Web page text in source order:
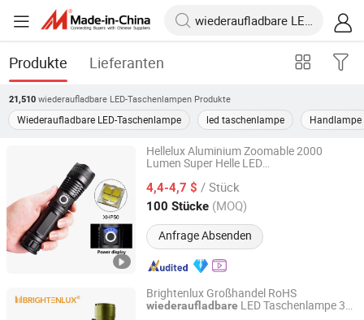
Produkte Lieferanten
21,510 wiederaufladbare LED-Taschenlampen Produkte
Wiederaufladbare LED-Taschenlampe led taschenlampe Handlampe
Hellelux Aluminium Zoomable 2000
Lumen Super Helle LED
4,4-4,7 $ / Stück
100 Stücke (MOQ)
Anfrage Absenden
Ningbo Brightenlux Electric Appliance Co., Ltd
Zhejiang, China Seit 2022
Brightenlux Großhandel RoHS
wiederaufladbare LED Taschenlampe 3
Ningbo Brightenlux Electric Appliance Co., Ltd